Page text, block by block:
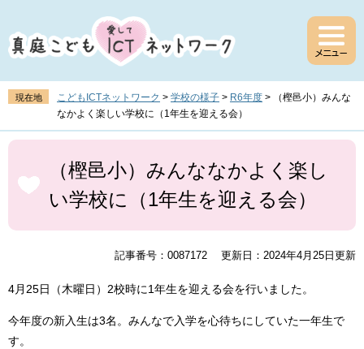
ジ
の
頭
す
。
ュ
ー
飛
し
て
現在地 こどもICTネットワーク > 学校の様子 > R6年度 >
（樫邑小）みんな
なかよく楽しい学校に（1年生を迎える会）
本
（樫邑小）みんななかよく楽し
い学校に（1年生を迎える会）
記事番号：0087172 更新日：2024年4月25日更新
4月25日（木曜日）2校時に1年生を迎える会を行いました。
今年度の新入生は3名。みんなで入学を心待ちにしていた一年生で
す。